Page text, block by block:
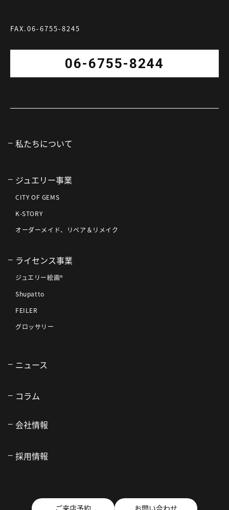
FAX.06-6755-8245
06-6755-8244
私たちについて
ジュエリー事業
CITY OF GEMS
K-STORY
オーダーメイド、リペア＆リメイク
ライセンス事業
ジュエリー絵画®
Shupatto
FEILER
グロッサリー
ニュース
コラム
会社情報
採用情報